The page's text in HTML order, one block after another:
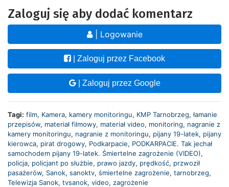
Zaloguj się aby dodać komentarz
| Logowanie
| Zaloguj przez Facebook
| Zaloguj przez Google
Tagi: film, Kamera, kamery monitoringu, KMP Tarnobrzeg, łamanie
przepisów, materiał filmowy, materiał video, monitoring, nagranie z
kamery monitoringu, nagranie z monitoringu, pijany 19-latek, pijany
kierowca, pirat drogowy, Podkarpacie, PODKARPACIE. Tak jechał
samochodem pijany 19-latek. Śmiertelne zagrożenie (VIDEO),
policja, policjant po służbie, prawo jazdy, prędkość, przwoził
pasażerów, Sanok, sanoktv, śmiertelne zagrożenie, tarnobrzeg,
Telewizja Sanok, tvsanok, video, zagrożenie